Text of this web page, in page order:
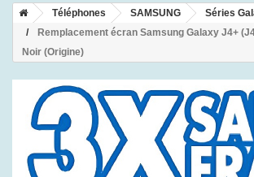
Téléphones SAMSUNG
Séries
Remplacement écran Samsung Galaxy J4+
Noir (Origine)